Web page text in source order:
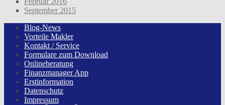
September 2015
Blog-News
Vorteile Makler
Kontakt / Service
Formulare zum Download
Onlineberatung
Finanzmanager App
Erstinformation
Datenschutz
Impressum